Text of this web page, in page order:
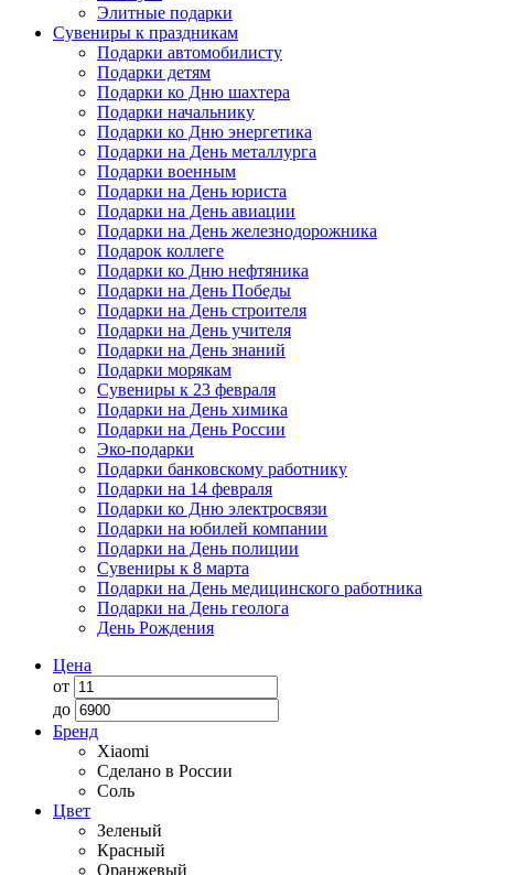
Элитные подарки
Сувениры к праздникам
Подарки автомобилисту
Подарки детям
Подарки ко Дню шахтера
Подарки начальнику
Подарки ко Дню энергетика
Подарки на День металлурга
Подарки военным
Подарки на День юриста
Подарки на День авиации
Подарки на День железнодорожника
Подарок коллеге
Подарки ко Дню нефтяника
Подарки на День Победы
Подарки на День строителя
Подарки на День учителя
Подарки на День знаний
Подарки морякам
Сувениры к 23 февраля
Подарки на День химика
Подарки на День России
Эко-подарки
Подарки банковскому работнику
Подарки на 14 февраля
Подарки ко Дню электросвязи
Подарки на юбилей компании
Подарки на День полиции
Сувениры к 8 марта
Подарки на День медицинского работника
Подарки на День геолога
День Рождения
Цена
от
до
Бренд
Xiaomi
Сделано в России
Соль
Цвет
Зеленый
Красный
Оранжевый